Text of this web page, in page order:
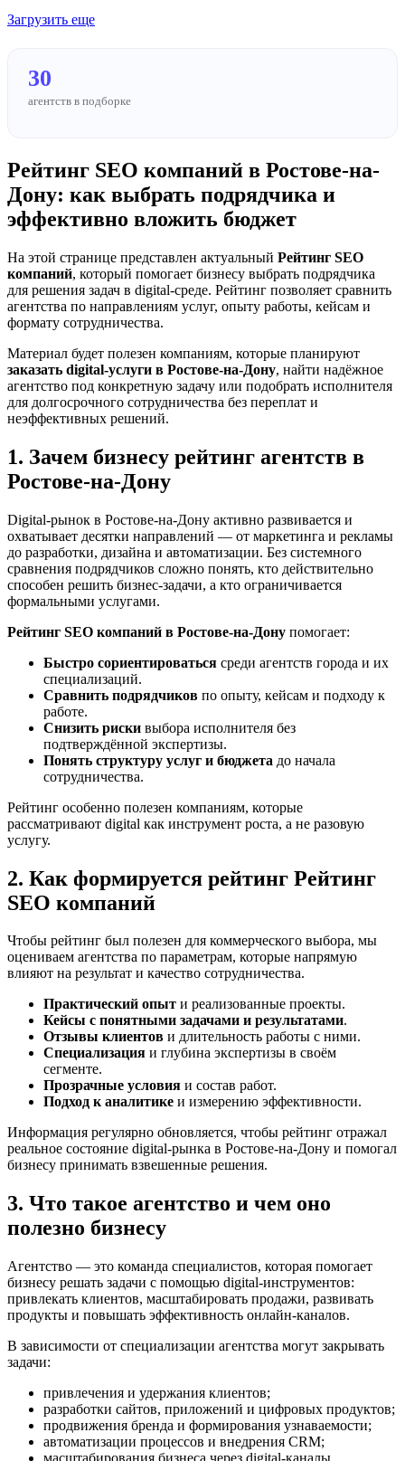
Загрузить еще
30
агентств в подборке
Рейтинг SEO компаний в Ростове-на-
Дону: как выбрать подрядчика и
эффективно вложить бюджет
На этой странице представлен актуальный Рейтинг SEO
компаний, который помогает бизнесу выбрать подрядчика
для решения задач в digital-среде. Рейтинг позволяет сравнить
агентства по направлениям услуг, опыту работы, кейсам и
формату сотрудничества.
Материал будет полезен компаниям, которые планируют
заказать digital-услуги в Ростове-на-Дону, найти надёжное
агентство под конкретную задачу или подобрать исполнителя
для долгосрочного сотрудничества без переплат и
неэффективных решений.
1. Зачем бизнесу рейтинг агентств в
Ростове-на-Дону
Digital-рынок в Ростове-на-Дону активно развивается и
охватывает десятки направлений — от маркетинга и рекламы
до разработки, дизайна и автоматизации. Без системного
сравнения подрядчиков сложно понять, кто действительно
способен решить бизнес-задачи, а кто ограничивается
формальными услугами.
Рейтинг SEO компаний в Ростове-на-Дону помогает:
Быстро сориентироваться среди агентств города и их
специализаций.
Сравнить подрядчиков по опыту, кейсам и подходу к
работе.
Снизить риски выбора исполнителя без
подтверждённой экспертизы.
Понять структуру услуг и бюджета до начала
сотрудничества.
Рейтинг особенно полезен компаниям, которые
рассматривают digital как инструмент роста, а не разовую
услугу.
2. Как формируется рейтинг Рейтинг
SEO компаний
Чтобы рейтинг был полезен для коммерческого выбора, мы
оцениваем агентства по параметрам, которые напрямую
влияют на результат и качество сотрудничества.
Практический опыт и реализованные проекты.
Кейсы с понятными задачами и результатами.
Отзывы клиентов и длительность работы с ними.
Специализация и глубина экспертизы в своём
сегменте.
Прозрачные условия и состав работ.
Подход к аналитике и измерению эффективности.
Информация регулярно обновляется, чтобы рейтинг отражал
реальное состояние digital-рынка в Ростове-на-Дону и помогал
бизнесу принимать взвешенные решения.
3. Что такое агентство и чем оно
полезно бизнесу
Агентство — это команда специалистов, которая помогает
бизнесу решать задачи с помощью digital-инструментов:
привлекать клиентов, масштабировать продажи, развивать
продукты и повышать эффективность онлайн-каналов.
В зависимости от специализации агентства могут закрывать
задачи:
привлечения и удержания клиентов;
разработки сайтов, приложений и цифровых продуктов;
продвижения бренда и формирования узнаваемости;
автоматизации процессов и внедрения CRM;